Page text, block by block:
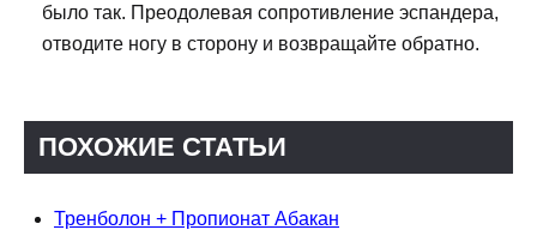
было так. Преодолевая сопротивление эспандера,
отводите ногу в сторону и возвращайте обратно.
ПОХОЖИЕ СТАТЬИ
Тренболон + Пропионат Абакан